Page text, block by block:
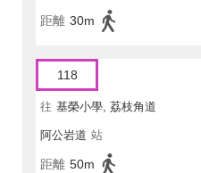
距離 30m
118
往 基榮小學, 荔枝角道
阿公岩道 站
距離 50m